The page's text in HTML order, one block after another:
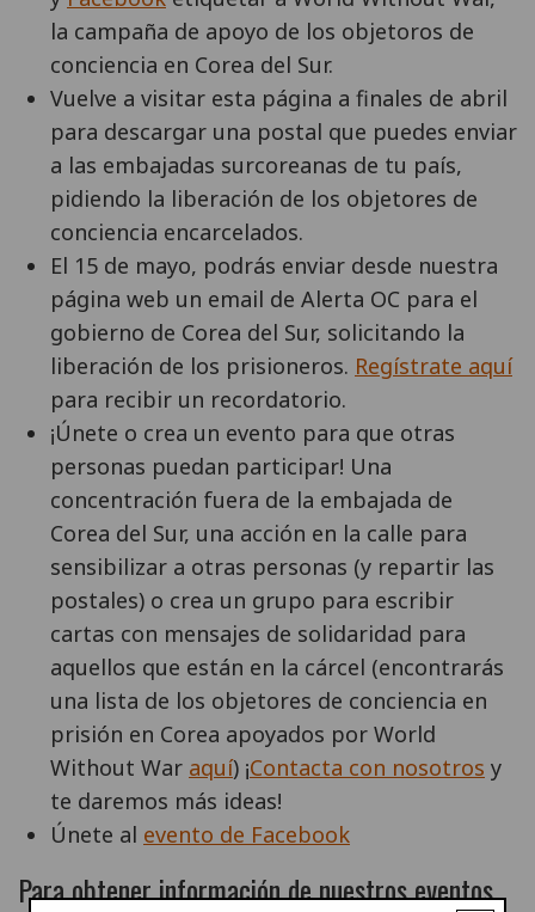
la campaña de apoyo de los objetoros de
conciencia en Corea del Sur.
Vuelve a visitar esta página a finales de abril
para descargar una postal que puedes enviar
a las embajadas surcoreanas de tu país,
pidiendo la liberación de los objetores de
conciencia encarcelados.
El 15 de mayo, podrás enviar desde nuestra
página web un email de Alerta OC para el
gobierno de Corea del Sur, solicitando la
liberación de los prisioneros. Regístrate aquí
para recibir un recordatorio.
¡Únete o crea un evento para que otras
personas puedan participar! Una
concentración fuera de la embajada de
Corea del Sur, una acción en la calle para
sensibilizar a otras personas (y repartir las
postales) o crea un grupo para escribir
cartas con mensajes de solidaridad para
aquellos que están en la cárcel (encontrarás
una lista de los objetores de conciencia en
prisión en Corea apoyados por World
Without War aquí) ¡Contacta con nosotros y
te daremos más ideas!
Únete al evento de Facebook
Para obtener información de nuestros eventos